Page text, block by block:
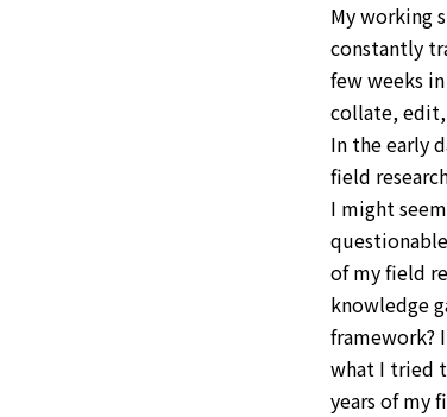
My working
constantly
few weeks
collate,
In the early
field
I might
of my field
knowledge
framework?
what I tried
years of my